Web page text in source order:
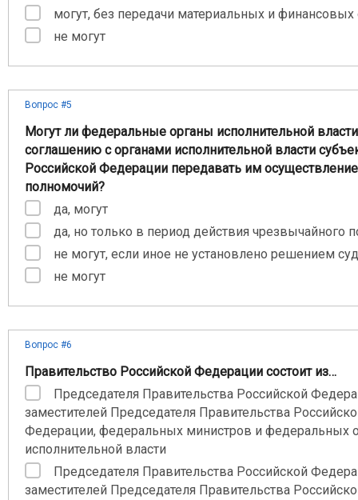
могут, без передачи материальных и финансовых
не могут
Вопрос #5
Могут ли федеральные органы исполнительной
соглашению с органами исполнительной власти
Российской Федерации передавать им осуществление
полномочий?
да, могут
да, но только в период действия чрезвычайного
не могут, если иное не установлено решением
не могут
Вопрос #6
Правительство Российской Федерации состоит из…
Председателя Правительства Российской
заместителей Председателя Правительства
Федерации, федеральных министров и федеральных
исполнительной власти
Председателя Правительства Российской
заместителей Председателя Правительства